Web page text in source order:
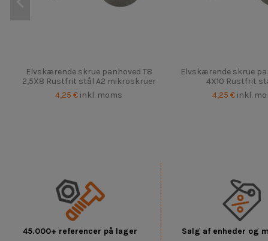
Elvskærende skrue panhoved T8
2,5X8 Rustfrit stål A2 mikroskruer
4,25 € inkl. moms
Elvskærende skrue
4X10 Rustfrit
4,25 € inkl.
45.000+ referencer på lager
Salg af enheder og